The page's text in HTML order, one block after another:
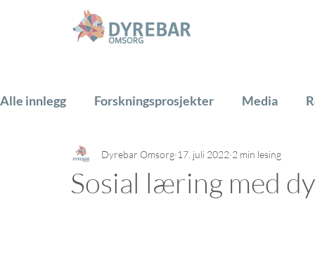
Alle innlegg Forskningsprosjekter Media
Hund Katt Gårdsdyr PADA
Sosial læring med
Dyrebar Omsorg 17. juli 2022 2 min lesing